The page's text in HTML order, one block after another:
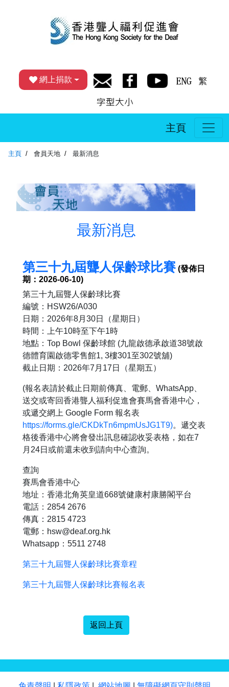
網上捐款
主頁
主頁 會員天地 最新消息
最新消息
第三十九屆聾人保齡球比賽 (發佈日
期：2026-06-10)
第三十九屆聾人保齡球比賽
編號：HSW26/A030
日期：2026年8月30日（星期日）
時間：上午10時至下午1時
地點：Top Bowl 保齡球館 (九龍啟德承啟道38號啟
德體育園啟德零售館1, 3樓301至302號舖)
截止日期：2026年7月17日（星期五）
(報名表請於截止日期前傳真、電郵、WhatsApp、
送交或寄回香港聾人福利促進會賽馬會香港中心，
或遞交網上 Google Form 報名表
https://forms.gle/CKDkTn6mpmUsJG1T9)。遞交表
格後香港中心將會發出訊息確認收妥表格，如在7
月24日或前還未收到請向中心查詢。
查詢
賽馬會香港中心
地址：香港北角英皇道668號健康村康勝閣平台
電話：2854 2676
傳真：2815 4723
電郵：hsw@deaf.org.hk
Whatsapp：5511 2748
第三十九屆聾人保齡球比賽章程
第三十九屆聾人保齡球比賽報名表
返回上頁